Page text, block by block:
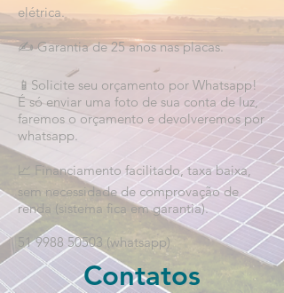
elétrica.
✍️ Garantia de 25 anos nas placas.
📱Solicite seu orçamento por Whatsapp!
É só enviar uma foto de sua conta de luz,
faremos o orçamento e devolveremos por
whatsapp.
📈 Financiamento facilitado, taxa baixa,
sem necessidade de comprovação de
renda (sistema fica em garantia).
51 9988 50503 (whatsapp)
Contatos